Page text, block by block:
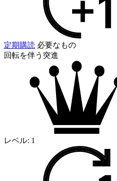
定期購読 必要なもの
回転を伴う突進
レベル: 1